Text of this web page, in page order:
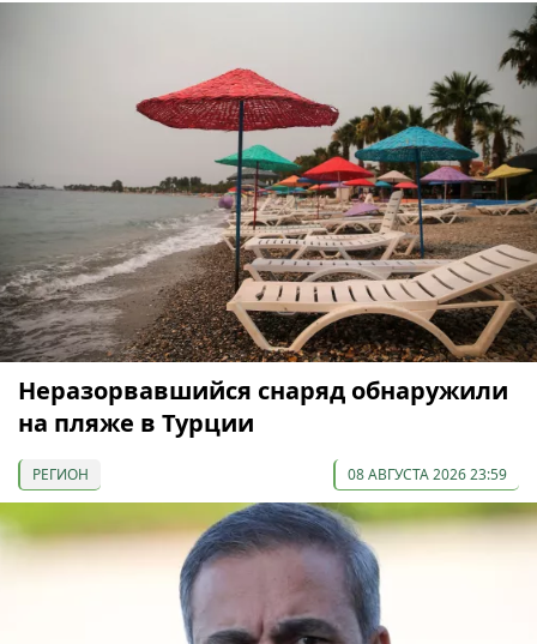
Неразорвавшийся снаряд обнаружили
на пляже в Турции
РЕГИОН 08 АВГУСТА 2026 23:59